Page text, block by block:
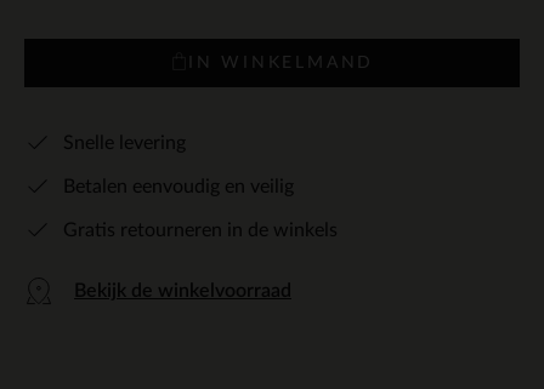
IN WINKELMAND
Snelle levering
Betalen eenvoudig en veilig
Gratis retourneren in de winkels
Bekijk de winkelvoorraad